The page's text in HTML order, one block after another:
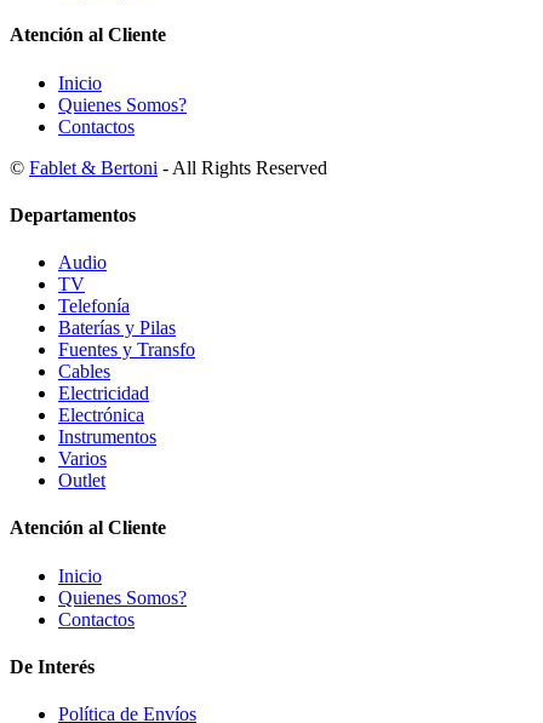
Atención al Cliente
Inicio
Quienes Somos?
Contactos
© Fablet & Bertoni - All Rights Reserved
Departamentos
Audio
TV
Telefonía
Baterías y Pilas
Fuentes y Transfo
Cables
Electricidad
Electrónica
Instrumentos
Varios
Outlet
Atención al Cliente
Inicio
Quienes Somos?
Contactos
De Interés
Política de Envíos